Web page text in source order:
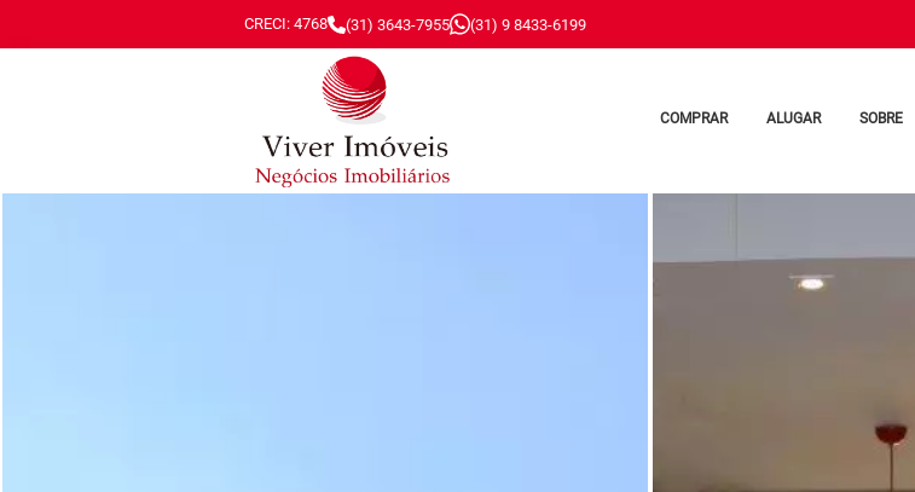
CRECI: 4768 (31) 3643-7955 (31) 9 8433-6199
COMPRAR ALUGAR SOBRE